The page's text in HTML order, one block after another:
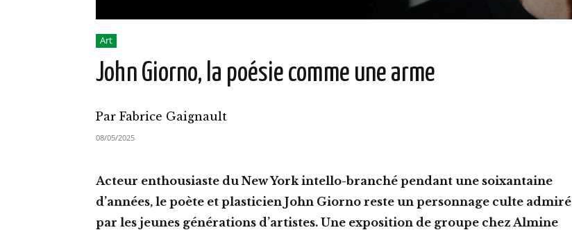
Art
John Giorno, la poésie comme une arme
Par Fabrice Gaignault
08/05/2025
Acteur enthousiaste du New York intello-branché pendant une soixantaine
d’années, le poète et plasticien John Giorno reste un personnage culte admiré
par les jeunes générations d’artistes. Une exposition de groupe chez Almine